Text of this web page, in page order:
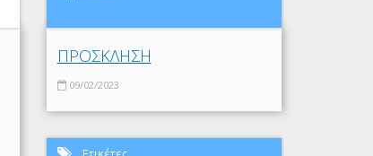
ΠΡΟΣΚΛΗΣΗ
09/02/2023